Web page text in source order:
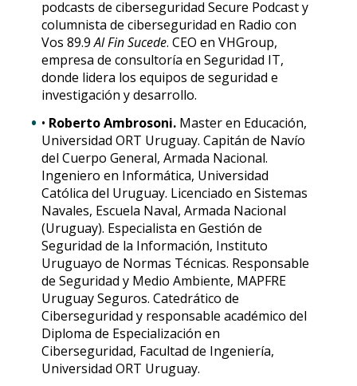
podcasts de ciberseguridad Secure Podcast y
columnista de ciberseguridad en Radio con
Vos 89.9Al Fin Sucede. CEO en VHGroup,
empresa de consultoría en Seguridad IT,
donde lidera los equipos de seguridad e
investigación y desarrollo.
• Roberto Ambrosoni.Master en Educación,
Universidad ORT Uruguay. Capitán de Navío
del Cuerpo General, Armada Nacional.
Ingeniero en Informática, Universidad
Católica del Uruguay. Licenciado en Sistemas
Navales, Escuela Naval, Armada Nacional
(Uruguay). Especialista en Gestión de
Seguridad de la Información, Instituto
Uruguayo de Normas Técnicas. Responsable
de Seguridad y Medio Ambiente, MAPFRE
Uruguay Seguros. Catedrático de
Ciberseguridad y responsable académico del
Diploma de Especialización en
Ciberseguridad, Facultad de Ingeniería,
Universidad ORT Uruguay.